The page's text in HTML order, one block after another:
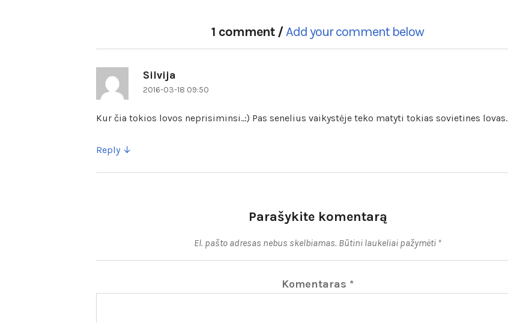
1 comment /Add your comment below
Silvija
2016-03-18 09:50
Kur čia tokios lovos neprisiminsi..:) Pas senelius vaikystėje teko matyti tokias sovietines lovas.
Reply
Parašykite komentarą
El. pašto adresas nebus skelbiamas. Būtini laukeliai pažymėti *
Komentaras *